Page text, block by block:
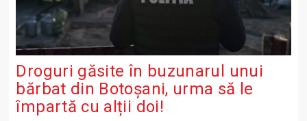
Droguri găsite în buzunarul unui
bărbat din Botoșani, urma să le
împartă cu alții doi!